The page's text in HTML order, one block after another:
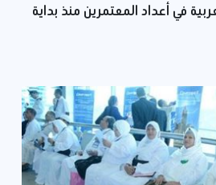
في أعداد المعتمرين منذ بداية